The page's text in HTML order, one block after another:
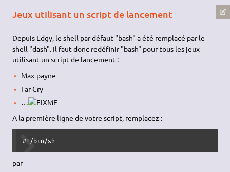
Jeux utilisant un script de lancement
Depuis Edgy, le shell par défaut "bash" a été remplacé par le
shell "dash". Il faut donc redéfinir "bash" pour tous les jeux
utilisant un script de lancement :
Max-payne
Far Cry
…
A la première ligne de votre script, remplacez :
#!/bin/sh
par